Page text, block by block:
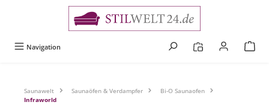
Navigation
Saunawelt Saunaöfen & Verdampfer
Bi-O Saunaofen
Infraworld